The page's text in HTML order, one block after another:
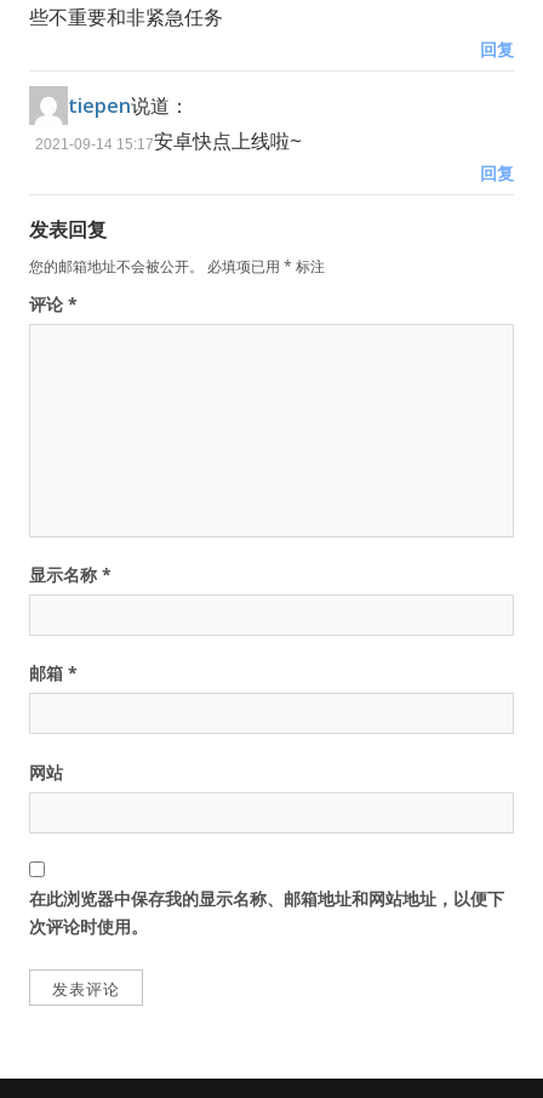
些不重要和非紧急任务
回复
tiepen说道：
2021-09-14 15:17安卓快点上线啦~
回复
发表回复
您的邮箱地址不会被公开。 必填项已用 * 标注
评论 *
显示名称 *
邮箱 *
网站
在此浏览器中保存我的显示名称、邮箱地址和网站地址，以便下
次评论时使用。